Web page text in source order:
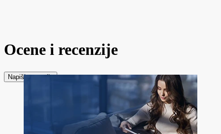
Ocene i recenzije
Napiši recenziju